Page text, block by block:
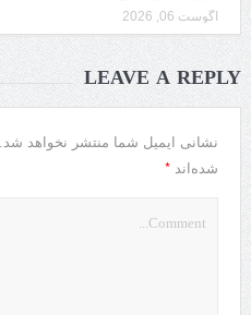
آگوست 06, 2026
LEAVE A REPLY
نشانی ایمیل شما منتشر نخواهد شد.
شده‌اند *